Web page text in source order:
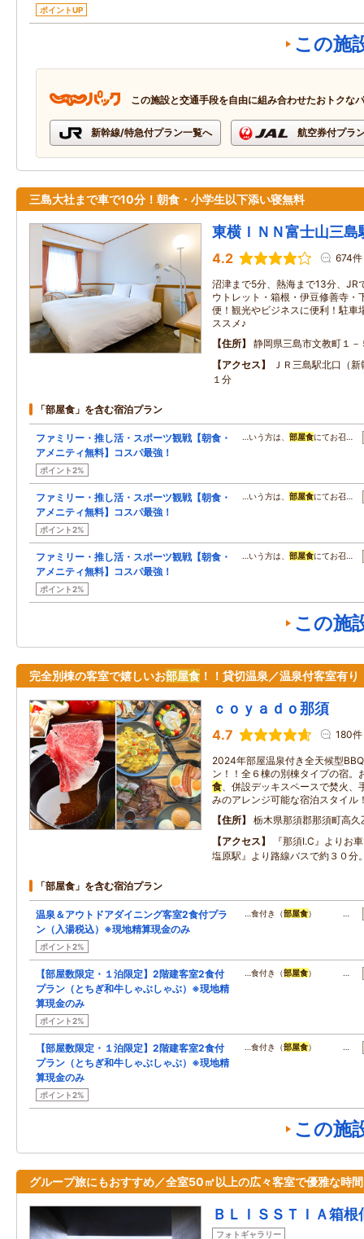
ポイントUP
この施
この施設と交通手段を自由に組み合わせたおトクな
新幹線/特急付プラン一覧へ 航空券付プラ
三島大社まで車で10分！朝食・小学生以下添い寝無料
東横ＩＮＮ富士山三島
4.2 674件
沼津まで5分、熱海まで13分、JR
ウトレット・箱根・伊豆修善寺・
便！観光やビジネスに便利！駐車
ススメ♪
住所
静岡県三島市文教町１－
アクセス
ＪＲ三島駅北口（
１分
「部屋食」を含む宿泊プラン
ファミリー・推し活・スポーツ観戦【朝食・
アメニティ無料】コスパ最強！
ポイント2%
…いう方は、 部屋食にてお召…
ファミリー・推し活・スポーツ観戦【朝食・
アメニティ無料】コスパ最強！
ポイント2%
…いう方は、 部屋食にてお召…
ファミリー・推し活・スポーツ観戦【朝食・
アメニティ無料】コスパ最強！
ポイント2%
…いう方は、 部屋食にてお召…
この施
完全別棟の客室で嬉しいお部屋食 ！！貸切温泉／温泉付客室有り
ｃｏｙａｄｏ那須
4.7 180件
2024年部屋温泉付き全天候型
ン！！全６棟の別棟タイプの宿。
食、併設デッキスペースで焚火、
みのアレンジ可能な宿泊スタイル
住所
栃木県那須郡那須町高
アクセス
『那須I.C』よりお
塩原駅』より路線バスで約３０分
「部屋食」を含む宿泊プラン
温泉＆アウトドアダイニング客室2食付プラ
ン（入湯税込）※現地精算現金のみ
ポイント2%
…食付き（部屋食） …
【部屋数限定・１泊限定】2階建客室2食付
プラン（とちぎ和牛しゃぶしゃぶ）※現地精
算現金のみ
ポイント2%
…食付き（部屋食） …
【部屋数限定・１泊限定】2階建客室2食付
プラン（とちぎ和牛しゃぶしゃぶ）※現地精
算現金のみ
ポイント2%
…食付き（部屋食） …
この施
グループ旅にもおすすめ／全室50㎡以上の広々客室で優雅な時
ＢＬＩＳＳＴＩＡ箱根
フォトギャラリー